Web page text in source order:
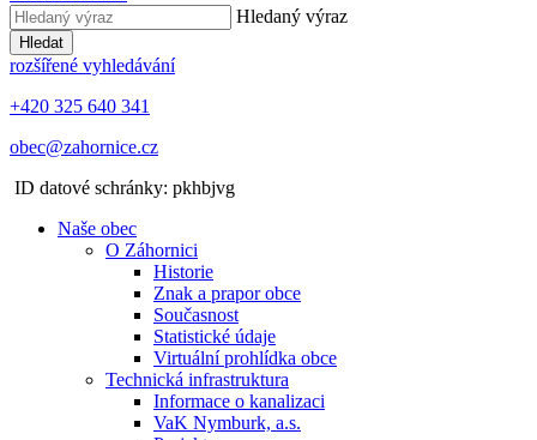
Hledaný výraz
Hledat
rozšířené vyhledávání
+420 325 640 341
obec@zahornice.cz
ID datové schránky: pkhbjvg
Naše obec
O Záhornici
Historie
Znak a prapor obce
Současnost
Statistické údaje
Virtuální prohlídka obce
Technická infrastruktura
Informace o kanalizaci
VaK Nymburk, a.s.